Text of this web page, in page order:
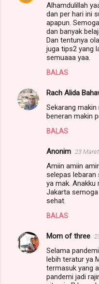
Alhamdulillah
dan per hari ini
apapun.
dan banyak
Dan tentunya
juga tips2 yang
semuaaa yaa.
BALAS
Rach Alida
Sekarang
beneran makin
BALAS
Anonim 23
Amiin amiin
selepas lebaran
ya mak. Anakku
Jakarta
sehat.
BALAS
Mom of three
Selama
lebih teratur ya
termasuk yang
pandemi jadi